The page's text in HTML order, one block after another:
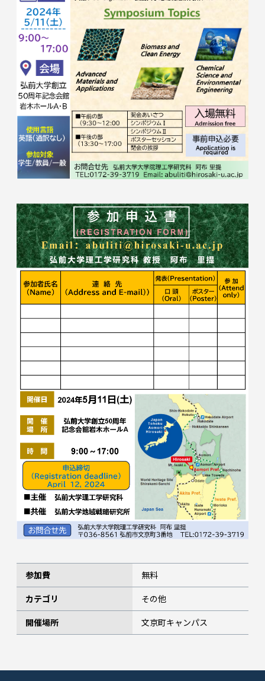
参加費
無料
カテゴリ
その他
開催場所
文京町キャンパス